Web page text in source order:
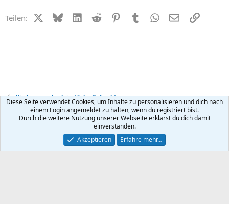
Teilen: X (Twitter)
BlueskyLinkedIn
Reddit PinterestTumblr WhatsApp
E-MailLink
Kinderwunsch + künstliche Befruchtung
Kontakt Nutzungsbedingungen Datenschutz Hilfe
R
Community platform by XenForo ® © 2010-2026 XenForo Ltd.
Diese Seite verwendet Cookies, um Inhalte zu personalisieren und dich nach
einem Login angemeldet zu halten, wenn du registriert bist.
Durch die weitere Nutzung unserer Webseite erklärst du dich damit
einverstanden.
Akzeptieren
Erfahre mehr…